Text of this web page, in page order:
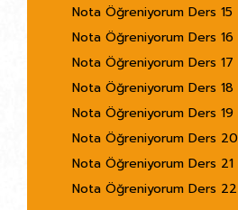
Nota Öğreniyorum Ders 15
Nota Öğreniyorum Ders 16
Nota Öğreniyorum Ders 17
Nota Öğreniyorum Ders 18
Nota Öğreniyorum Ders 19
Nota Öğreniyorum Ders 20
Nota Öğreniyorum Ders 21
Nota Öğreniyorum Ders 22